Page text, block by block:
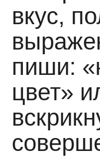
вкус,
пиши:
цвет»